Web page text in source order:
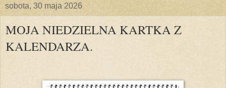
sobota, 30 maja 2026
MOJA NIEDZIELNA KARTKA Z
KALENDARZA.